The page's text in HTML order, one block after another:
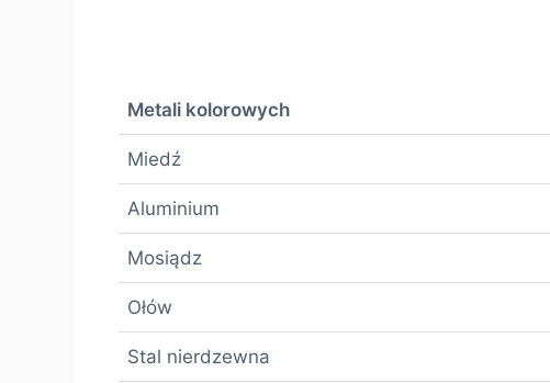
Metali kolorowych
Miedź
Aluminium
Mosiądz
Ołów
Stal nierdzewna